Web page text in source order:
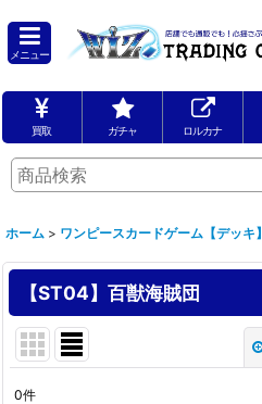
メニュー
買取 ガチャ ロルカナ
ホーム > ワンピースカードゲーム【デッキ】
【ST04】百獣海賊団
0件